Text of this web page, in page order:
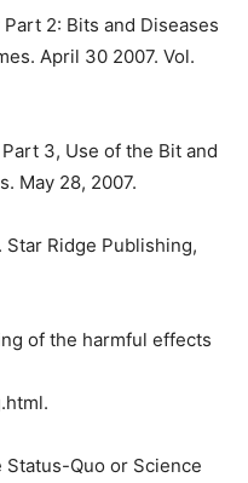
Part 2: Bits and Diseases
April 30 2007. Vol.
3, Use of the Bit and
May 28, 2007.
Ridge Publishing,
of the harmful effects
Status-Quo or Science